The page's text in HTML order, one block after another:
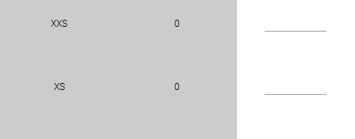
XXS 0
XS 0